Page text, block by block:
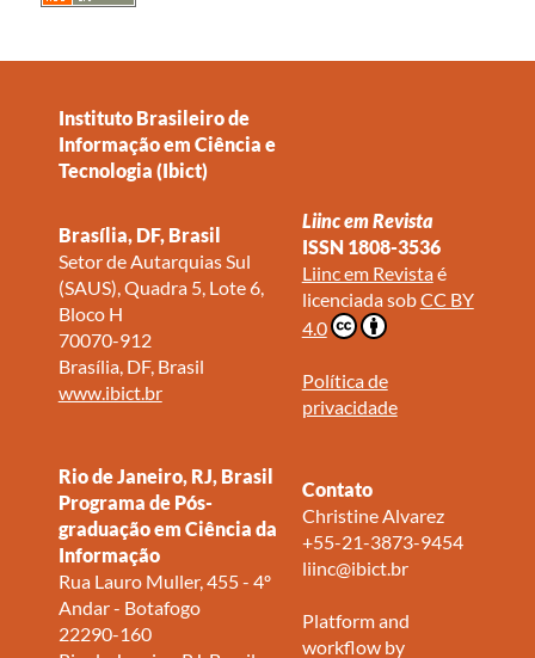
Instituto Brasileiro de
Informação em Ciência e
Tecnologia (Ibict)
Brasília, DF, Brasil
Setor de Autarquias Sul
(SAUS), Quadra 5, Lote 6,
Bloco H
70070-912
Brasília, DF, Brasil
www.ibict.br
Liinc em Revista
ISSN 1808-3536
Liinc em Revistaé
licenciada sobCC BY
4.0
Política de
privacidade
Rio de Janeiro, RJ, Brasil
Programa de Pós-
graduação em Ciência da
Informação
Rua Lauro Muller, 455 - 4º
Andar - Botafogo
22290-160
Contato
Christine Alvarez
+55-21-3873-9454
liinc@ibict.br
Platform and
workflow by